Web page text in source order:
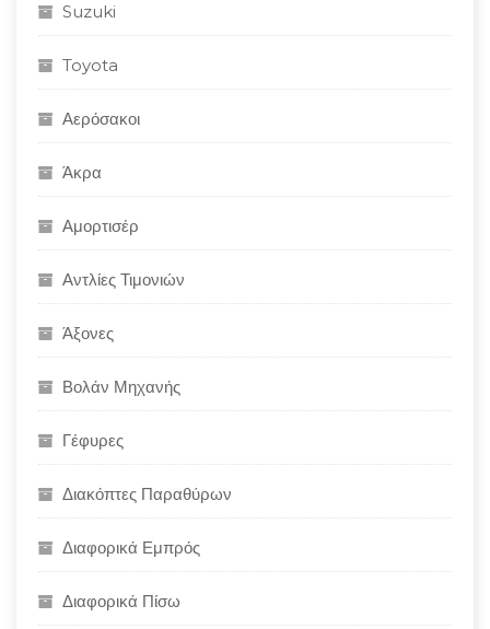
Suzuki
Toyota
Αερόσακοι
Άκρα
Αμορτισέρ
Αντλίες Τιμονιών
Άξονες
Βολάν Μηχανής
Γέφυρες
Διακόπτες Παραθύρων
Διαφορικά Εμπρός
Διαφορικά Πίσω